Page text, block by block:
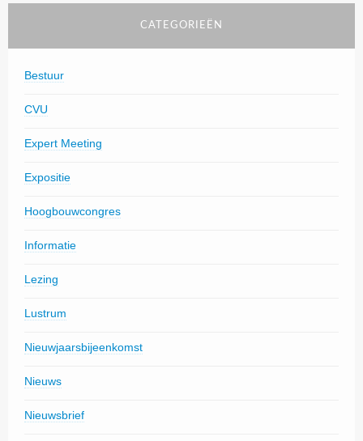
CATEGORIEËN
Bestuur
CVU
Expert Meeting
Expositie
Hoogbouwcongres
Informatie
Lezing
Lustrum
Nieuwjaarsbijeenkomst
Nieuws
Nieuwsbrief